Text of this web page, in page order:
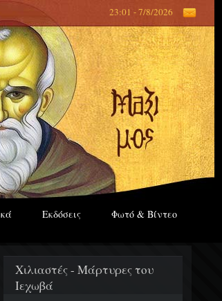
23:01 - 7/8/2026
Εκδόσεις Φωτό & Βίντεο
Χιλιαστές - Μάρτυρες του
Ιεχωβά